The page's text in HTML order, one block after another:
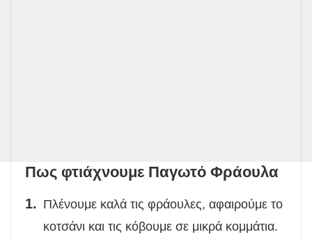
Πως φτιάχνουμε Παγωτό Φράουλα
Πλένουμε καλά τις φράουλες, αφαιρούμε το
κοτσάνι και τις κόβουμε σε μικρά κομμάτια.